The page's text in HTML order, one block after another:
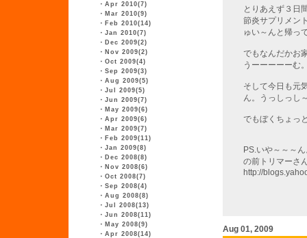
・ Apr 2010(7)
・ Mar 2010(9)
・ Feb 2010(14)
・ Jan 2010(7)
・ Dec 2009(2)
・ Nov 2009(2)
・ Oct 2009(4)
・ Sep 2009(3)
・ Aug 2009(5)
・ Jul 2009(5)
・ Jun 2009(7)
・ May 2009(6)
・ Apr 2009(6)
・ Mar 2009(7)
・ Feb 2009(11)
・ Jan 2009(8)
・ Dec 2008(8)
・ Nov 2008(6)
・ Oct 2008(7)
・ Sep 2008(4)
・ Aug 2008(8)
・ Jul 2008(13)
・ Jun 2008(11)
・ May 2008(9)
・ Apr 2008(14)
とりあえず３日
節炎サプリメン
ゅい～んと帰っ
でもなんだかお
うーーーーーむ
そして今日も元
ん。うっしっし
でもぼくちょっ
PS.いや～～～
の前トリマーさ
http://
Aug 01, 2009